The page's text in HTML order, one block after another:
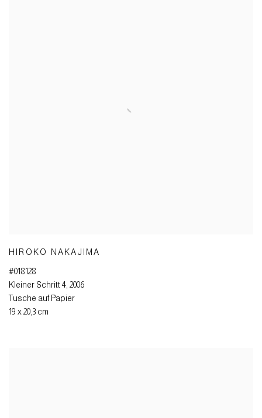
HIROKO NAKAJIMA
#018128
Kleiner Schritt 4 2006
Tusche auf Papier
19 x 20,3 cm